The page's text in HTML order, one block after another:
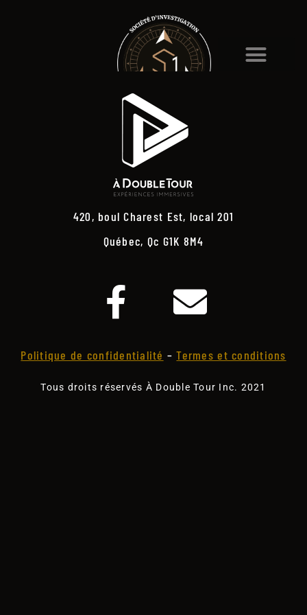
420, boul Charest Est, local 201
Québec, Qc G1K 8M4
Politique de confidentialité –Termes et conditions
Tous droits réservés À Double Tour Inc. 2021